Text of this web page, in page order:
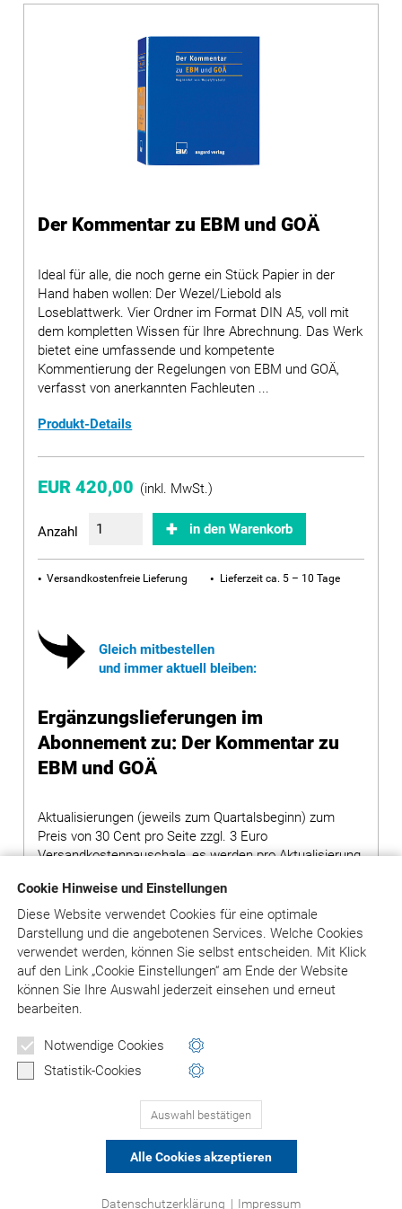
Cookie Hinweise und Einstellungen
Diese Website verwendet Cookies für eine optimale
Darstellung und die angebotenen Services. Welche Cookies
verwendet werden, können Sie selbst entscheiden. Mit Klick
aufden Link „Cookie Einstellungen“ am Ende der Website
können Sie Ihre Auswahl jederzeit einsehen und erneut
bearbeiten.
Notwendige Cookies
Statistik-Cookies
Auswahl bestätigen
Alle Cookies akzeptieren
Datenschutzerklärung | Impressum
Der Kommentar zu EBM und GOÄ
Ideal für alle, die noch gerne ein Stück Papier in der
Hand haben wollen: Der Wezel/Liebold als
Loseblattwerk. Vier Ordner im Format DIN A5, voll mit
dem kompletten Wissen für Ihre Abrechnung. Das Werk
bietet eine umfassende und kompetente
Kommentierung der Regelungen von EBM und GOÄ,
verfasst von anerkannten Fachleuten ...
Produkt-Details
EUR 420,00 (inkl. MwSt.)
Anzahl in den Warenkorb
Versandkostenfreie Lieferung Lieferzeit ca. 5 – 10 Tage
Gleich mitbestellen
und immer aktuell bleiben:
Ergänzungslieferungen im
Abonnement zu: Der Kommentar zu
EBM und GOÄ
Aktualisierungen (jeweils zum Quartalsbeginn) zum
Preis von 30 Cent pro Seite zzgl. 3 Euro
Versandkostenpauschale, es werden pro Aktualisierung
Hinweis: Bei Bestellung von Grundwerken ohne
Ergänzungslieferungen wird ein Aufschlag von 80,00
Euro auf den Preis des Grundwerks erhoben.
in den Warenkorb
PRODUKTE 1-3(VON 3)